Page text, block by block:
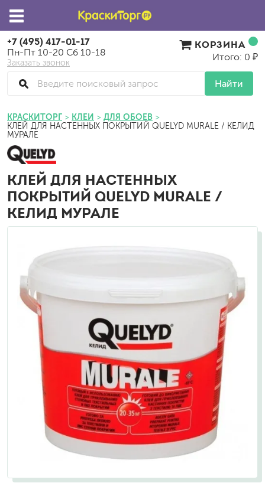
+7 (495) 417-01-17
Пн-Пт 10-20 Сб 10-18
Заказать звонок
Найти
КОРЗИНА
Итого: 0 ₽
КРАСКИТОРГ КЛЕИ ДЛЯ ОБОЕВ
КЛЕЙ ДЛЯ НАСТЕННЫХ ПОКРЫТИЙ QUELYD MURALE / КЕЛИД
МУРАЛЕ
КЛЕЙ ДЛЯ НАСТЕННЫХ
ПОКРЫТИЙ QUELYD MURALE /
КЕЛИД МУРАЛЕ